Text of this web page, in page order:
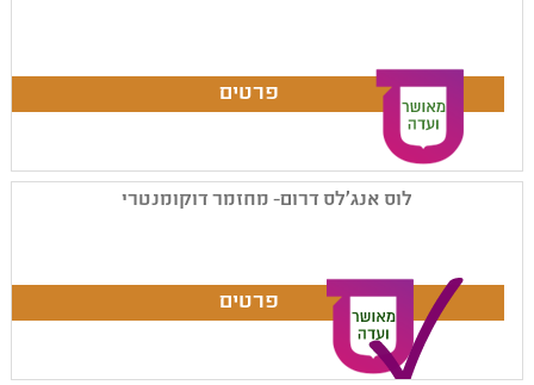
לוס אנג'לס דרום- מחזמר דוקומנטרי